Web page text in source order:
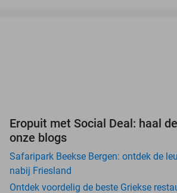
Eropuit met Social Deal: haal
onze blogs
Safaripark Beekse Bergen: ontdek de
nabij Friesland
Ontdek voordelig de beste Griekse